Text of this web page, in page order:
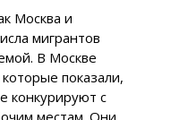
Москва и
мигрантов
В Москве
показали,
конкурируют с